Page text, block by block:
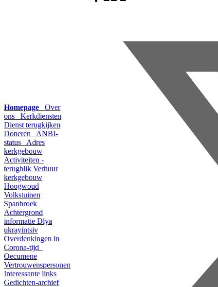
Homepage
Over
ons
Kerkdiensten
Dienst terugkijken
Doneren
ANBI-
status
Adres
kerkgebouw
Activiteiten -
terugblik Verhuur
kerkgebouw
Hoogwoud
Volkstuinen
Spanbroek
Achtergrond
informatie Dlya
ukrayintsiv
Overdenkingen in
Corona-tijd
Oecumene
Vertrouwenspersonen
Interessante links
Gedichten-archief